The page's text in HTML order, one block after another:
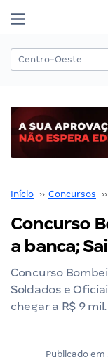
Início ›› Concursos ››
Concurso
a banca;
Concurso
Soldados e
chegar a R$ 9 mil.
Publicado em